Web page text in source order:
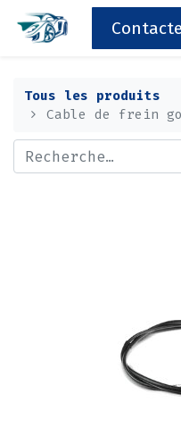
Tous les produits
Cable de frein